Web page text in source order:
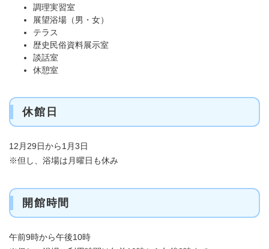
調理実習室
展望浴場（男・女）
テラス
歴史民俗資料展示室
談話室
休憩室
休館日
12月29日から1月3日
※但し、浴場は月曜日も休み
開館時間
午前9時から午後10時